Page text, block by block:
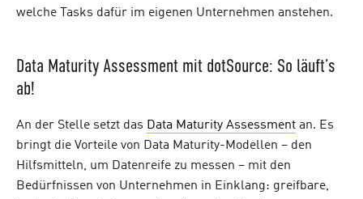
welche Tasks dafür im eigenen Unternehmen anstehen.
Data Maturity Assessment mit dotSource: So läuft’s
ab!
An der Stelle setzt das Data Maturity Assessment an. Es
bringt die Vorteile von Data Maturity-Modellen – den
Hilfsmitteln, um Datenreife zu messen – mit den
Bedürfnissen von Unternehmen in Einklang: greifbare,